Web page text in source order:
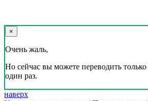
×
Очень жаль,
Но сейчас вы можете переводить только
один раз.
наверх